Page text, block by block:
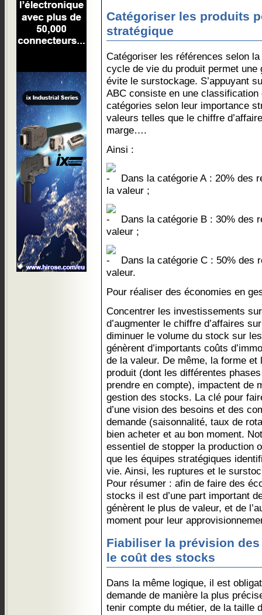
Catégoriser les produits
stratégique
Catégoriser les références selon la
cycle de vie du produit permet
évite le surstockage. S’appuyant
ABC consiste en une
catégories selon leur importance
valeurs telles que le chiffre
marge….
Ainsi :
Dans la catégorie A : 20% des
la valeur ;
Dans la catégorie B : 30% des
valeur ;
Dans la catégorie C : 50% des
valeur.
Pour réaliser des économies en
Concentrer les investissements
d’augmenter le chiffre d’affaires
diminuer le volume du stock sur
génèrent d’importants coûts
de la valeur. De même, la forme et
produit (dont les différentes
prendre en compte), impactent de
gestion des stocks. La clé pour
d’une vision des besoins et des
demande (saisonnalité, taux de
bien acheter et au bon moment.
essentiel de stopper la production
que les équipes stratégiques
vie. Ainsi, les ruptures et le
Pour résumer : afin de faire des
stocks il est d’une part important
génèrent le plus de valeur, et de
moment pour leur
Fiabiliser la prévision
le coût des stocks
Dans la même logique, il est
demande de manière la plus
tenir compte du métier, de la taille